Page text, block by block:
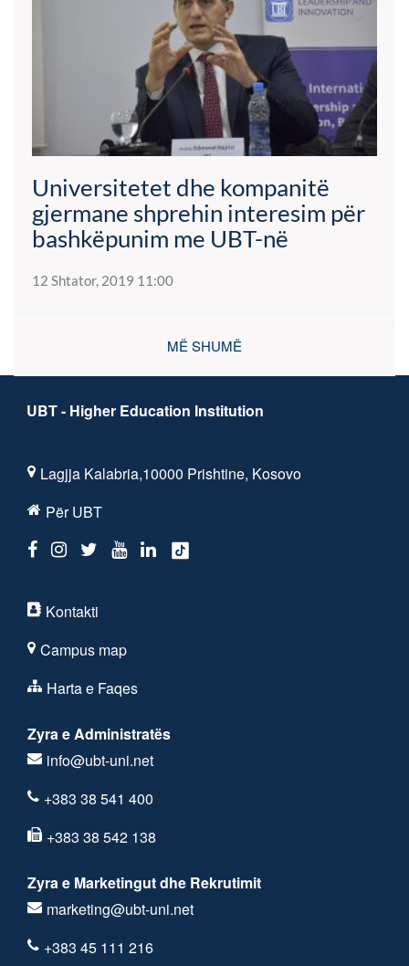
Universitetet dhe kompanitë
gjermane shprehin interesim për
bashkëpunim me UBT-në
12 Shtator, 2019 11:00
MË SHUMË
UBT - Higher Education Institution
Lagjja Kalabria,10000 Prishtine, Kosovo
Për UBT
Kontakti
Campus map
Harta e Faqes
Zyra e Administratës
info@ubt-uni.net
+383 38 541 400
+383 38 542 138
Zyra e Marketingut dhe Rekrutimit
marketing@ubt-uni.net
+383 45 111 216